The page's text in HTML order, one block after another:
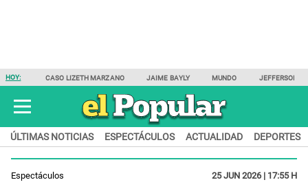
HOY: CASO LIZETH MARZANO JAIME BAYLY MUNDO JEFFERSON
ÚLTIMAS NOTICIAS ESPECTÁCULOS ACTUALIDAD DEPORTES
Espectáculos 25 JUN 2026 | 17:55 H